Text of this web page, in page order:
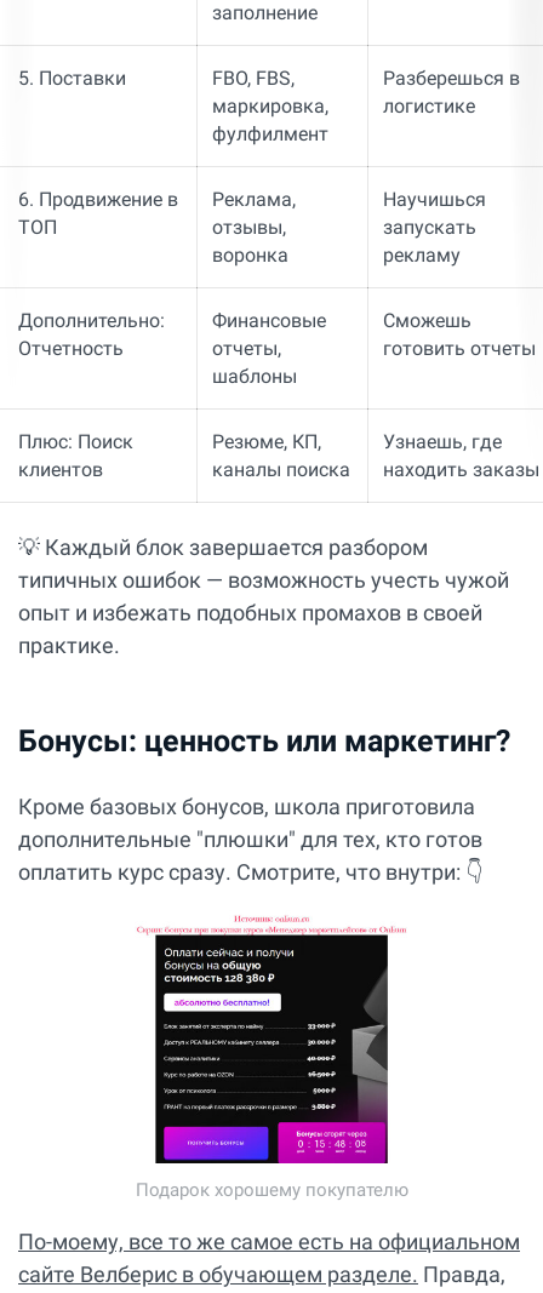
заполнение
5. Поставки
FBO, FBS,
маркировка,
фулфилмент
Разберешься в
логистике
6. Продвижение в
ТОП
Реклама,
отзывы,
воронка
Научишься
запускать
рекламу
Дополнительно:
Отчетность
Финансовые
отчеты,
шаблоны
Сможешь
готовить отчеты
Плюс: Поиск
клиентов
Резюме, КП,
каналы поиска
Узнаешь, где
находить заказы
💡 Каждый блок завершается разбором
типичных ошибок — возможность учесть чужой
опыт и избежать подобных промахов в своей
практике.
Бонусы: ценность или маркетинг?
Кроме базовых бонусов, школа приготовила
дополнительные "плюшки" для тех, кто готов
оплатить курс сразу. Смотрите, что внутри: 👇
Подарок хорошему покупателю
По-моему, все то же самое есть на официальном
сайте Велберис в обучающем разделе. Правда,